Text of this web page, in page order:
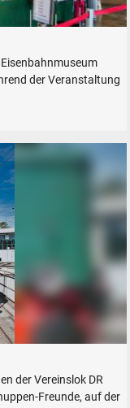
2022.
der Veranstaltung
der Vereinslok DR
Freunde, auf der